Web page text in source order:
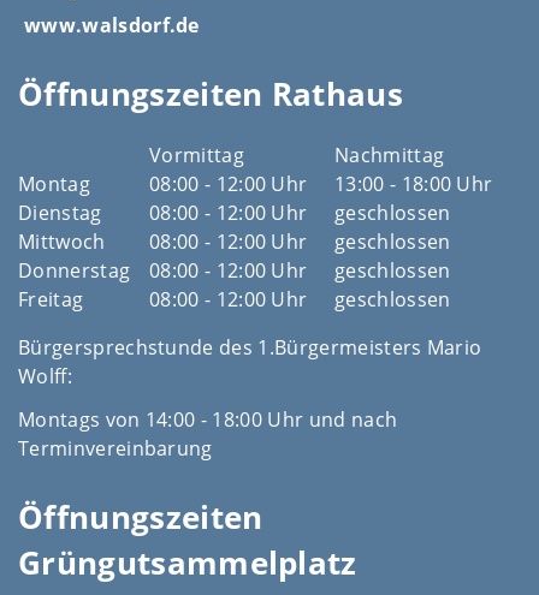
www.walsdorf.de
Öffnungszeiten Rathaus
Vormittag
Nachmittag
Montag
08:00 - 12:00 Uhr
13:00 - 18:00 Uhr
Dienstag
08:00 - 12:00 Uhr
geschlossen
Mittwoch
08:00 - 12:00 Uhr
geschlossen
Donnerstag
08:00 - 12:00 Uhr
geschlossen
Freitag
08:00 - 12:00 Uhr
geschlossen
Bürgersprechstunde des 1.Bürgermeisters Mario
Wolff:
Montags von 14:00 - 18:00 Uhr und nach
Terminvereinbarung
Öffnungszeiten
Grüngutsammelplatz